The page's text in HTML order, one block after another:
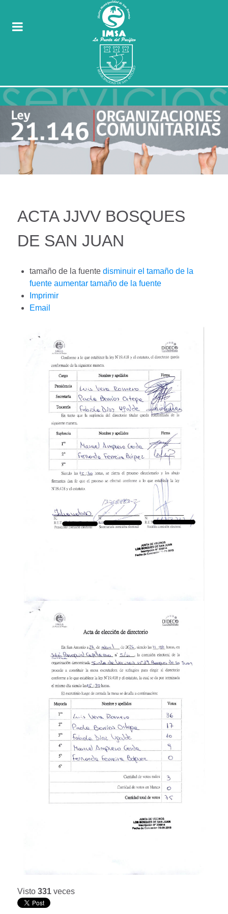
ACTA JJVV BOSQUES
DE SAN JUAN
tamaño de la fuente disminuir el tamaño de la
fuente aumentar tamaño de la fuente
Imprimir
Email
Visto 331 veces